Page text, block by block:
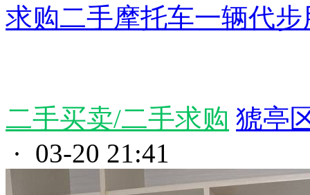
求购二手摩托车一辆代步
二手买卖/二手求购 猇亭
· 03-20 21:41